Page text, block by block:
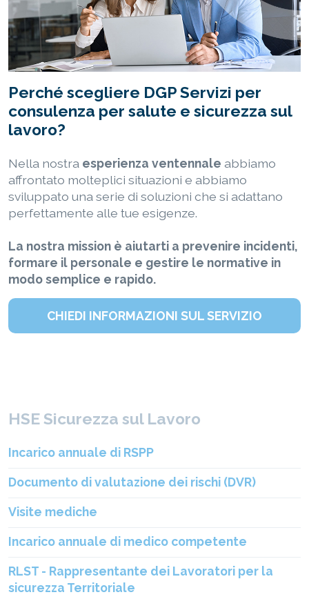
Perché scegliere DGP Servizi per
consulenza per salute e sicurezza sul
lavoro?
Nella nostra esperienza ventennale abbiamo
affrontato molteplici situazioni e abbiamo
sviluppato una serie di soluzioni che si adattano
perfettamente alle tue esigenze.
La nostra mission è aiutarti a prevenire incidenti,
formare il personale e gestire le normative in
modo semplice e rapido.
CHIEDI INFORMAZIONI SUL SERVIZIO
HSE Sicurezza sul Lavoro
Incarico annuale di RSPP
Documento di valutazione dei rischi (DVR)
Visite mediche
Incarico annuale di medico competente
RLST - Rappresentante dei Lavoratori per la
sicurezza Territoriale